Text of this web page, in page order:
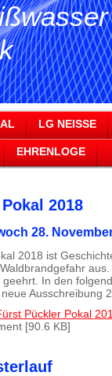
LG NEISSE
EHRENLOGE
2018
28.
2018 ist
In den
Ausschreibung
Pückler Pokal
[90.6 KB]